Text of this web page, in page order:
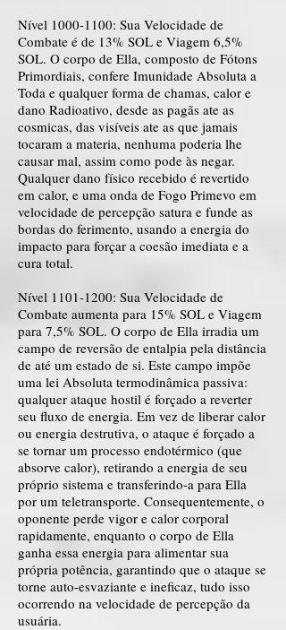
Nível 1000-1100: Sua Velocidade de
Combate é de 13% SOL e Viagem 6,5%
SOL. O corpo de Ella, composto de Fótons
Primordiais, confere Imunidade Absoluta a
Toda e qualquer forma de chamas, calor e
dano Radioativo, desde as pagãs ate as
cosmicas, das visíveis ate as que jamais
tocaram a materia, nenhuma poderia lhe
causar mal, assim como pode às negar.
Qualquer dano físico recebido é revertido
em calor, e uma onda de Fogo Primevo em
velocidade de percepção satura e funde as
bordas do ferimento, usando a energia do
impacto para forçar a coesão imediata e a
cura total.
Nível 1101-1200: Sua Velocidade de
Combate aumenta para 15% SOL e Viagem
para 7,5% SOL. O corpo de Ella irradia um
campo de reversão de entalpia pela distância
de até um estado de si. Este campo impõe
uma lei Absoluta termodinâmica passiva:
qualquer ataque hostil é forçado a reverter
seu fluxo de energia. Em vez de liberar calor
ou energia destrutiva, o ataque é forçado a
se tornar um processo endotérmico (que
absorve calor), retirando a energia de seu
próprio sistema e transferindo-a para Ella
por um teletransporte. Consequentemente, o
oponente perde vigor e calor corporal
rapidamente, enquanto o corpo de Ella
ganha essa energia para alimentar sua
própria potência, garantindo que o ataque se
torne auto-esvaziante e ineficaz, tudo isso
ocorrendo na velocidade de percepção da
usuária.